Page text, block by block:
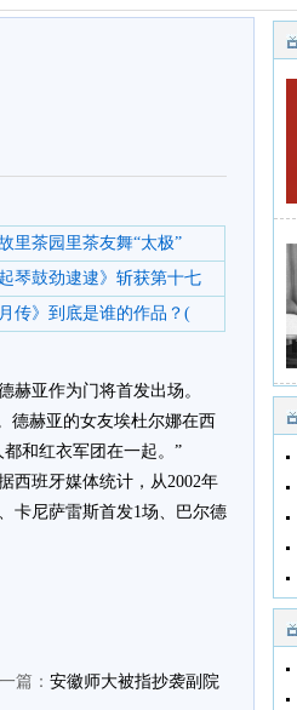
里茶园里茶友舞“太极”
起琴鼓劲逮逮》斩获第十七
月传》到底是谁的作品？(
赫亚作为门将首发出场。
德赫亚的女友埃杜尔娜在西
和红衣军团在一起。”
西班牙媒体统计，从2002年
卡尼萨雷斯首发1场、巴尔德
篇： 安徽师大被指抄袭副院